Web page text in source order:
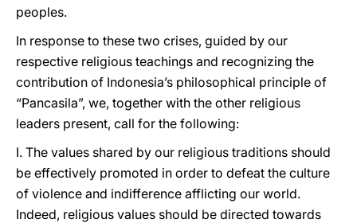
peoples.
In response to these two crises, guided by our
respective religious teachings and recognizing the
contribution of Indonesia’s philosophical principle of
“Pancasila”, we, together with the other religious
leaders present, call for the following:
I. The values shared by our religious traditions should
be effectively promoted in order to defeat the culture
of violence and indifference afflicting our world.
Indeed, religious values should be directed towards